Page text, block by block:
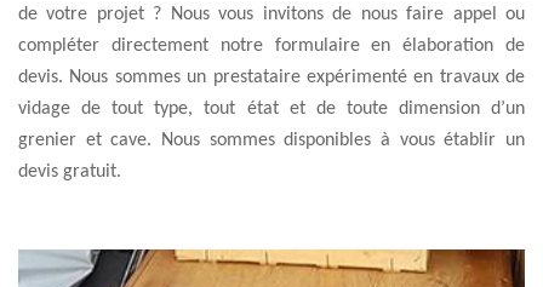
de votre projet ? Nous vous invitons de nous faire appel ou
compléter directement notre formulaire en élaboration de
devis. Nous sommes un prestataire expérimenté en travaux de
vidage de tout type, tout état et de toute dimension d’un
grenier et cave. Nous sommes disponibles à vous établir un
devis gratuit.